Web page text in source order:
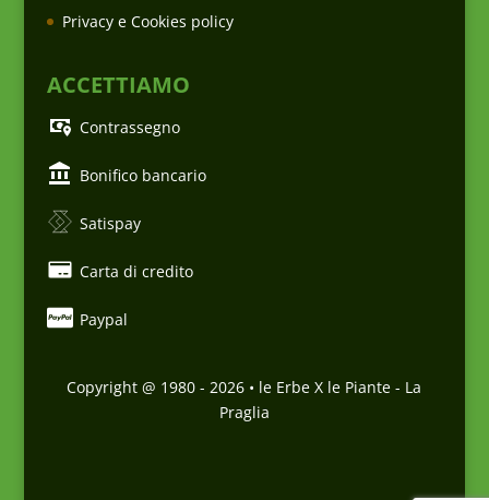
Privacy e Cookies policy
ACCETTIAMO
Contrassegno
Bonifico bancario
Satispay
Carta di credito
Paypal
Copyright @ 1980 -2026 • le Erbe X le Piante - La
Praglia